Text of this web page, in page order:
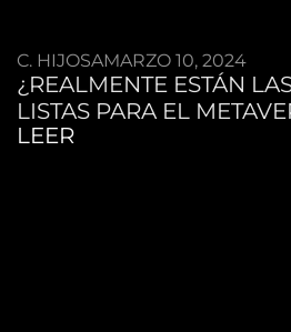
C. HIJOSAMARZO 10, 2024
¿REALMENTE ESTÁN
LISTAS PARA EL
LEER